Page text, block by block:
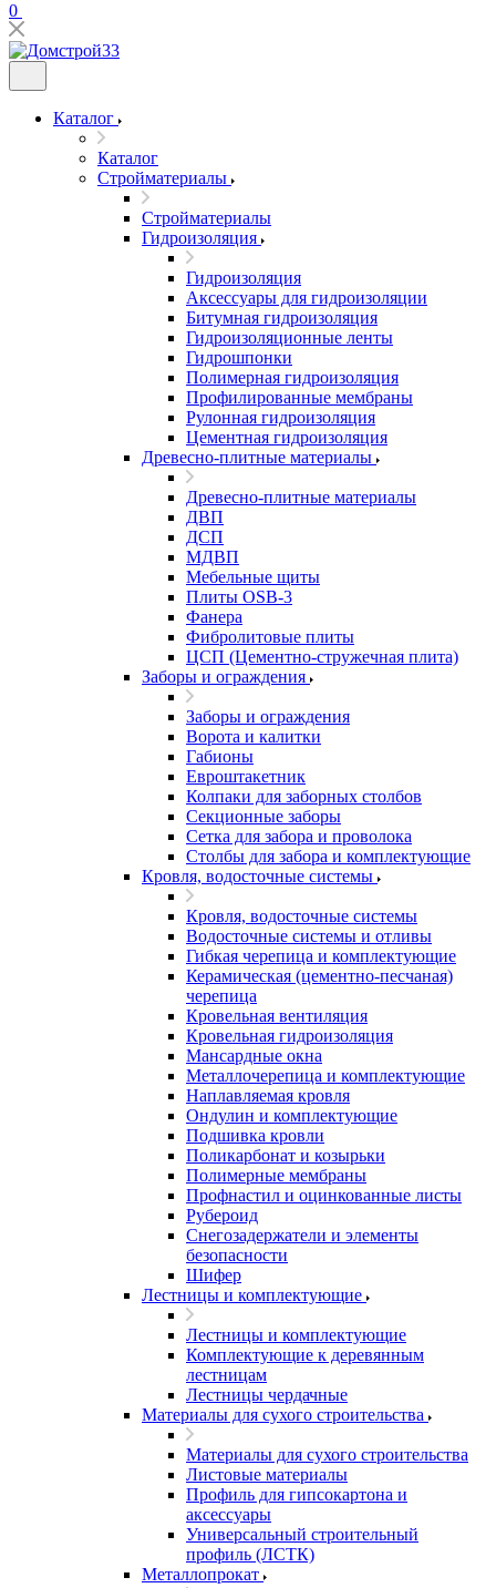
0
Каталог
Каталог
Стройматериалы
Стройматериалы
Гидроизоляция
Гидроизоляция
Аксессуары для гидроизоляции
Битумная гидроизоляция
Гидроизоляционные ленты
Гидрошпонки
Полимерная гидроизоляция
Профилированные мембраны
Рулонная гидроизоляция
Цементная гидроизоляция
Древесно-плитные материалы
Древесно-плитные материалы
ДВП
ДСП
МДВП
Мебельные щиты
Плиты OSB-3
Фанера
Фибролитовые плиты
ЦСП (Цементно-стружечная плита)
Заборы и ограждения
Заборы и ограждения
Ворота и калитки
Габионы
Евроштакетник
Колпаки для заборных столбов
Секционные заборы
Сетка для забора и проволока
Столбы для забора и комплектующие
Кровля, водосточные системы
Кровля, водосточные системы
Водосточные системы и отливы
Гибкая черепица и комплектующие
Керамическая (цементно-песчаная)
черепица
Кровельная вентиляция
Кровельная гидроизоляция
Мансардные окна
Металлочерепица и комплектующие
Наплавляемая кровля
Ондулин и комплектующие
Подшивка кровли
Поликарбонат и козырьки
Полимерные мембраны
Профнастил и оцинкованные листы
Рубероид
Снегозадержатели и элементы
безопасности
Шифер
Лестницы и комплектующие
Лестницы и комплектующие
Комплектующие к деревянным
лестницам
Лестницы чердачные
Материалы для сухого строительства
Материалы для сухого строительства
Листовые материалы
Профиль для гипсокартона и
аксессуары
Универсальный строительный
профиль (ЛСТК)
Металлопрокат